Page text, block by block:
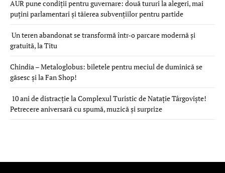
AUR pune condiții pentru guvernare: două tururi la alegeri, mai
puțini parlamentari și tăierea subvențiilor pentru partide
Un teren abandonat se transformă într-o parcare modernă și
gratuită, la Titu
Chindia – Metaloglobus: biletele pentru meciul de duminică se
găsesc și la Fan Shop!
10 ani de distracție la Complexul Turistic de Natație Târgoviște!
Petrecere aniversară cu spumă, muzică și surprize